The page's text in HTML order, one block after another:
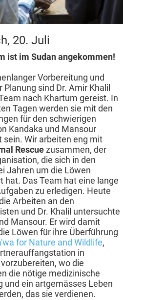
20. Juli
ist im Sudan angekommen!
Vorbereitung und
Planung sind Dr. Amir Khalil
nach Khartum gereist. In
Tagen werden sie mit den
für den schwierigen
Kandaka und Mansour
sein. Wir arbeiten eng mit
Rescuezusammen, der
die sich in den
Jahren um die Löwen
hat. Das Team hat eine lange
zu erledigen. Heute
Arbeiten an den
und Dr. Khalil untersuchte
Mansour. Er wird damit
Löwen für ihre Überführung
for Nature and Wildlife,
in
wo die
die nötige medizinische
und ein artgemässes Leben
das sie verdienen.